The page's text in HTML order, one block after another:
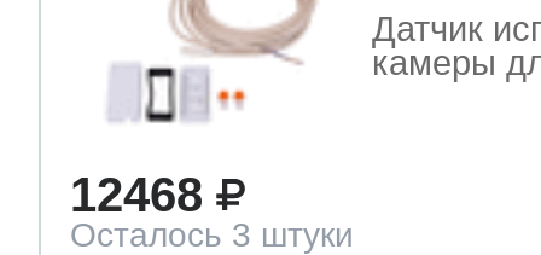
Датчик
камеры
12468
Осталось 3 штуки